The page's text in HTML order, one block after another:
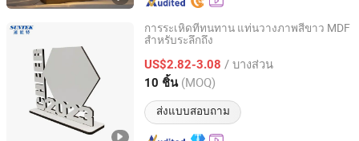
การระเหิดที่ทนทาน แท่นวางภาพสีขาว MDF
สำหรับระลึกถึง
US$2.82-3.08 / บางส่วน
10 ชิ้น (MOQ)
ส่งแบบสอบถาม
Suntek Print Company Limited
Guangdong, China อัตราจาก 2015